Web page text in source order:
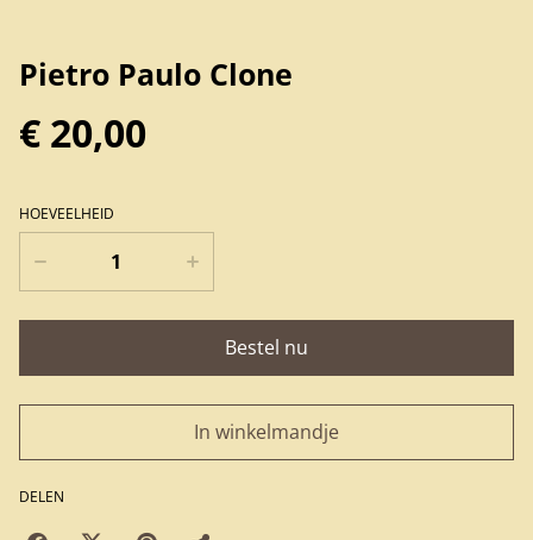
Pietro Paulo Clone
€ 20,00
HOEVEELHEID
Bestel nu
In winkelmandje
DELEN